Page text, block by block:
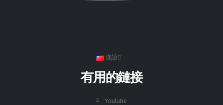
漢語
有用的鏈接
Youtube